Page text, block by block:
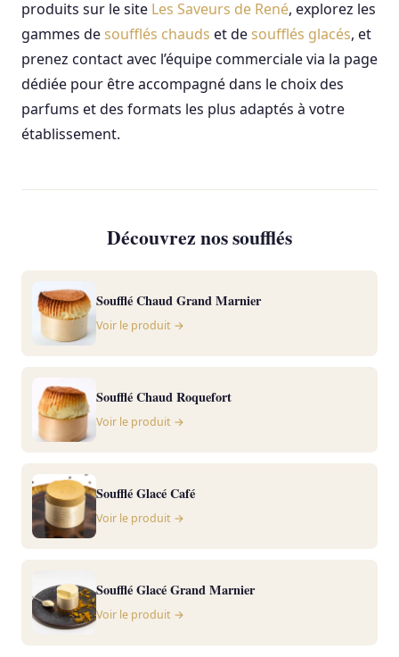
produits sur le site Les Saveurs de René, explorez les
gammes desoufflés chauds et desoufflés glacés, et
prenez contact avec l’équipe commerciale via la page
dédiée pour être accompagné dans le choix des
parfums et des formats les plus adaptés à votre
établissement.
Découvrez nos soufflés
Soufflé Chaud Grand Marnier
Voir le produit →
Soufflé Chaud Roquefort
Voir le produit →
Soufflé Glacé Café
Voir le produit →
Soufflé Glacé Grand Marnier
Voir le produit →